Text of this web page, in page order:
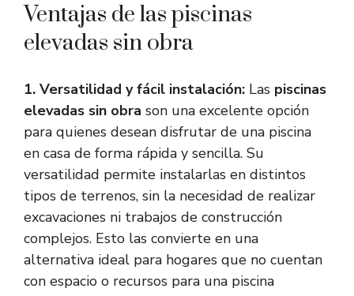
Ventajas de las piscinas
elevadas sin obra
1. Versatilidad y fácil instalación: Las piscinas
elevadas sin obra son una excelente opción
para quienes desean disfrutar de una piscina
en casa de forma rápida y sencilla. Su
versatilidad permite instalarlas en distintos
tipos de terrenos, sin la necesidad de realizar
excavaciones ni trabajos de construcción
complejos. Esto las convierte en una
alternativa ideal para hogares que no cuentan
con espacio o recursos para una piscina